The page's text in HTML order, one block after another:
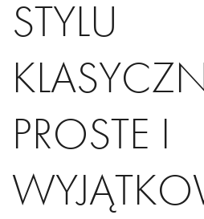
STYLU
PROSTE I